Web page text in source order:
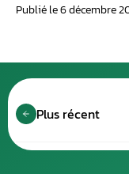
Publié le6 décembre
Plus récent